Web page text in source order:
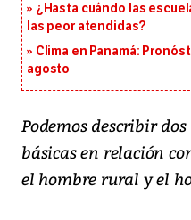
¿Hasta cuándo las
las peor atendidas?
Clima en Panamá:
agosto
Podemos describir
básicas en relación
el hombre rural y el